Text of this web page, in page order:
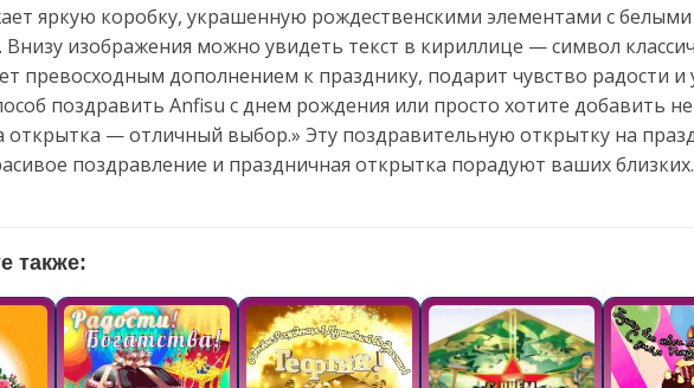
яркую коробку, украшенную рождественскими элементами с
Внизу изображения можно увидеть текст в кириллице — символ
превосходным дополнением к празднику, подарит чувство радости
поздравить Anfisu с днем рождения или просто хотите добавить
открытка — отличный выбор.» Эту поздравительную открытку на
поздравление и праздничная открытка порадуют ваших близких.
также: